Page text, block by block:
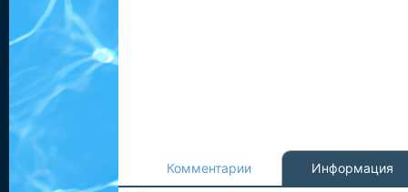
Комментарии Информация